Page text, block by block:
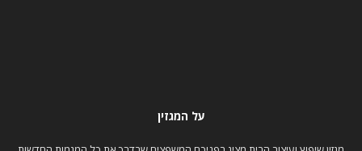
על המגזין